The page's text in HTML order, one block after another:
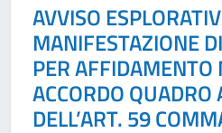
AVVISO
MANIFESTAZIONE
PER AFFIDAMENTO
ACCORDO QUADRO
DELL’ART. 59